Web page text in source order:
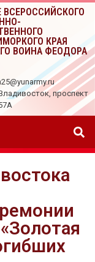
ВСЕРОССИЙСКОГО
КРАЯ
ВОИНА ФЕОДОРА
проспект